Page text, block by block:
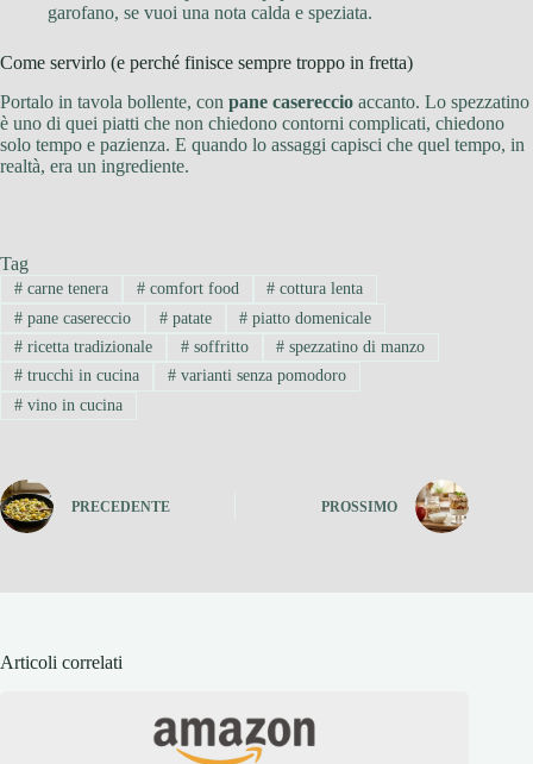
garofano, se vuoi una nota calda e speziata.
Come servirlo (e perché finisce sempre troppo in fretta)
Portalo in tavola bollente, con pane casereccio accanto. Lo spezzatino
è uno di quei piatti che non chiedono contorni complicati, chiedono
solo tempo e pazienza. E quando lo assaggi capisci che quel tempo, in
realtà, era un ingrediente.
Tag
#carne tenera #comfort food # cottura lenta
#pane casereccio #patate # piatto domenicale
#ricetta tradizionale #soffritto # spezzatino di manzo
#trucchi in cucina #varianti senza pomodoro
#vino in cucina
PRECEDENTE PROSSIMO
Articoli correlati